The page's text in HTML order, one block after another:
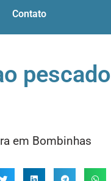
Contato
em Bombinhas